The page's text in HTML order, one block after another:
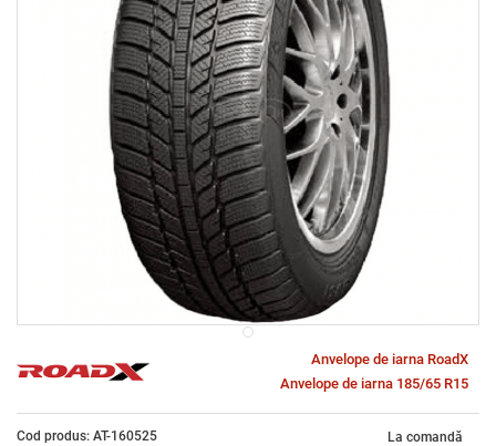
Anvelope de iarna RoadX
Anvelope de iarna 185/65 R15
Cod produs: AT-160525 La comandă